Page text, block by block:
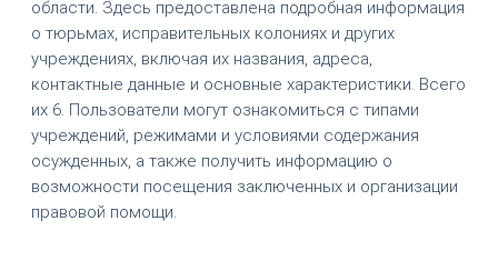
области. Здесь предоставлена подробная информация
о тюрьмах, исправительных колониях и других
учреждениях, включая их названия, адреса,
контактные данные и основные характеристики. Всего
их 6. Пользователи могут ознакомиться с типами
учреждений, режимами и условиями содержания
осужденных, а также получить информацию о
возможности посещения заключенных и организации
правовой помощи.